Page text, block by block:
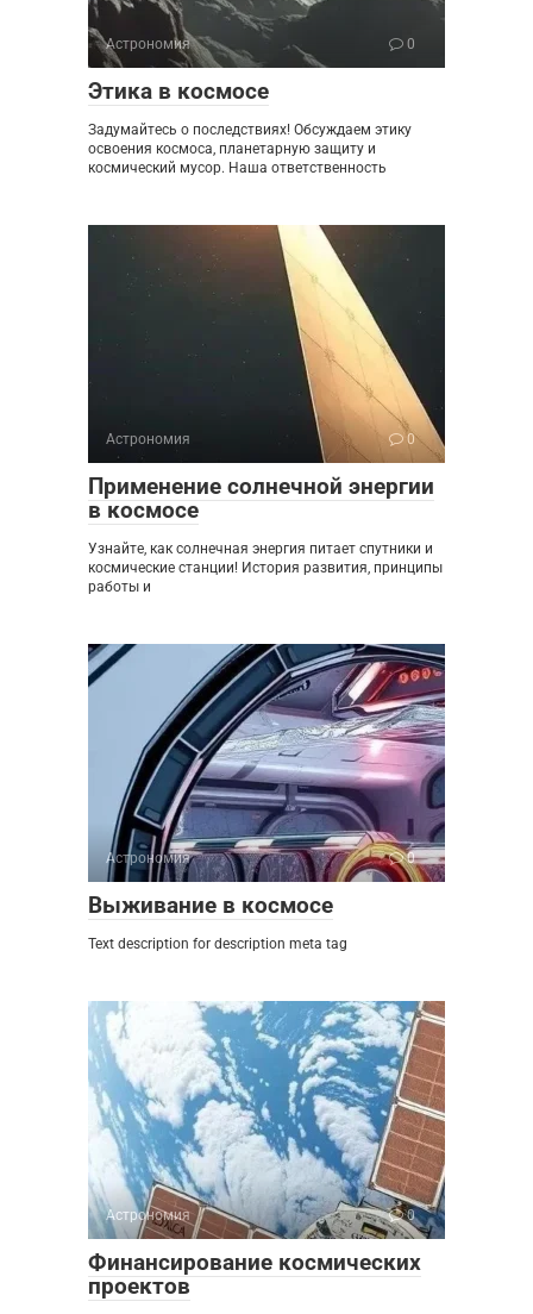
Астрономия 0
Этика в космосе
Задумайтесь о последствиях! Обсуждаем этику
освоения космоса, планетарную защиту и
космический мусор. Наша ответственность
Астрономия 0
Применение солнечной энергии
в космосе
Узнайте, как солнечная энергия питает спутники и
космические станции! История развития, принципы
работы и
Астрономия 0
Выживание в космосе
Text description for description meta tag
Астрономия 0
Финансирование космических
проектов